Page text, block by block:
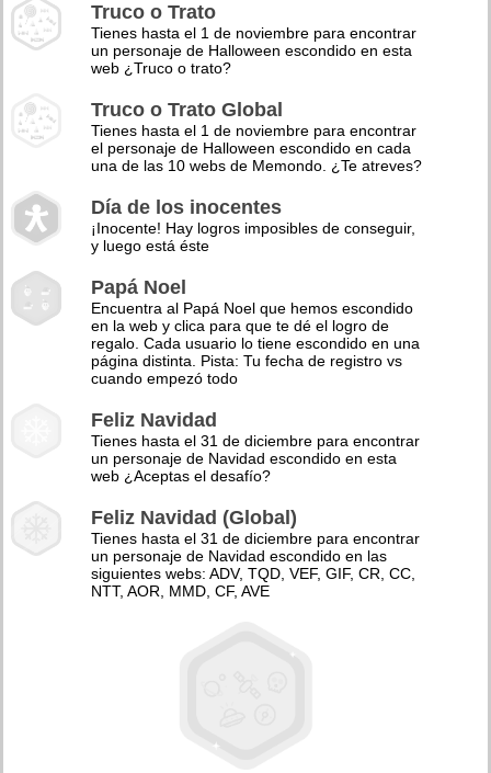
Truco o Trato
Tienes hasta el 1 de noviembre para encontrar
un personaje de Halloween escondido en esta
web ¿Truco o trato?
Truco o Trato Global
Tienes hasta el 1 de noviembre para encontrar
el personaje de Halloween escondido en cada
una de las 10 webs de Memondo. ¿Te atreves?
Día de los inocentes
¡Inocente! Hay logros imposibles de conseguir,
y luego está éste
Papá Noel
Encuentra al Papá Noel que hemos escondido
en la web y clica para que te dé el logro de
regalo. Cada usuario lo tiene escondido en una
página distinta. Pista: Tu fecha de registro vs
cuando empezó todo
Feliz Navidad
Tienes hasta el 31 de diciembre para encontrar
un personaje de Navidad escondido en esta
web ¿Aceptas el desafío?
Feliz Navidad (Global)
Tienes hasta el 31 de diciembre para encontrar
un personaje de Navidad escondido en las
siguientes webs: ADV, TQD, VEF, GIF, CR, CC,
NTT, AOR, MMD, CF, AVE